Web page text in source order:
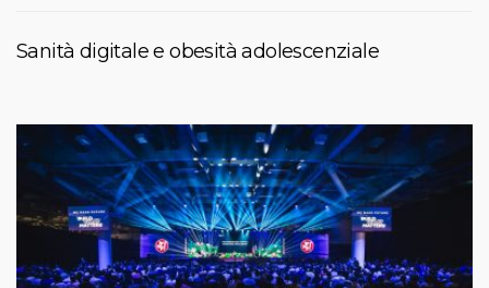
Sanità digitale e obesità adolescenziale